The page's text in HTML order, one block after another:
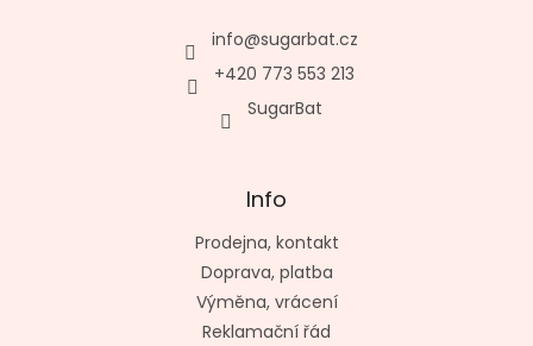
info@sugarbat.cz
+420 773 553 213
SugarBat
Info
Prodejna, kontakt
Doprava, platba
Výměna, vrácení
Reklamační řád